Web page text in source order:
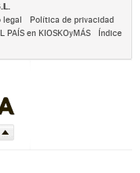
legal
Política de privacidad
PAÍS en KIOSKOyMÁS
Índice